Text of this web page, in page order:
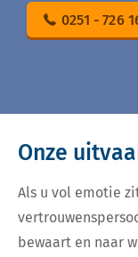
0251 - 726
Onze
Als u vol emotie
bewaart en naar